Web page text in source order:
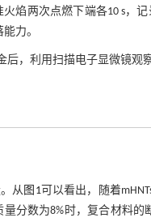
火焰两次点燃下端各10 s
力。
后，利用扫描电子显微镜观
从 图1可以看出，随着
分数为8%时，复合材料的